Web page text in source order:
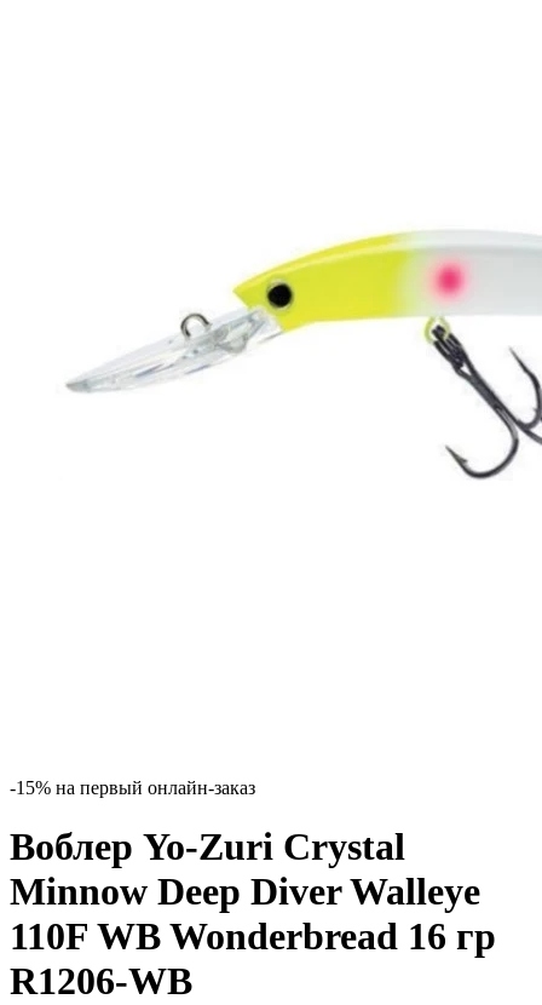
-15% на первый онлайн-заказ
Воблер Yo-Zuri Crystal
Minnow Deep Diver Walleye
110F WB Wonderbread 16 гр
R1206-WB